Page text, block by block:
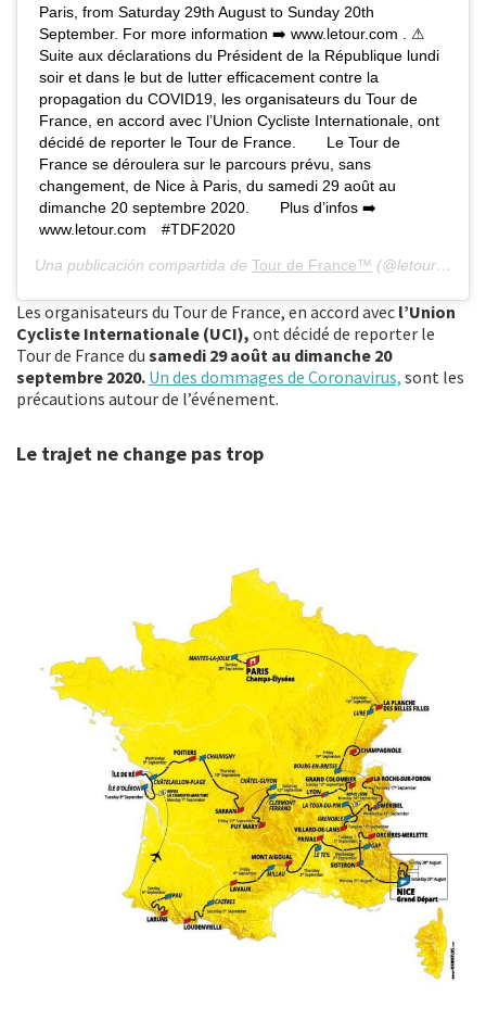
Paris, from Saturday 29th August to Sunday 20th
September. For more information ➡️ www.letour.com . ⚠
Suite aux déclarations du Président de la République lundi
soir et dans le but de lutter efficacement contre la
propagation du COVID19, les organisateurs du Tour de
France, en accord avec l’Union Cycliste Internationale, ont
décidé de reporter le Tour de France.⠀ ⠀ Le Tour de
France se déroulera sur le parcours prévu, sans
changement, de Nice à Paris, du samedi 29 août au
dimanche 20 septembre 2020.⠀ ⠀ Plus d’infos ➡️
www.letour.com⠀ #TDF2020
Una publicación compartida de Tour de France™ (@letourdefrance) el
Les organisateurs du Tour de France, en accord avec l’Union
Cycliste Internationale (UCI), ont décidé de reporter le
Tour de France du samedi 29 août au dimanche 20
septembre 2020. Un des dommages de Coronavirus, sont les
précautions autour de l’événement.
Le trajet ne change pas trop